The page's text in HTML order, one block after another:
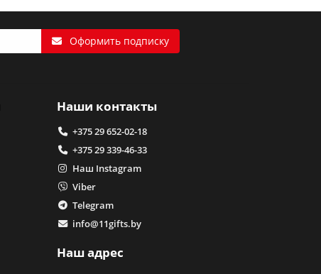
Оформить подписку
Наши контакты
+375 29 652-02-18
+375 29 339-46-33
Наш Instagram
Viber
Telegram
info@11gifts.by
Наш адрес